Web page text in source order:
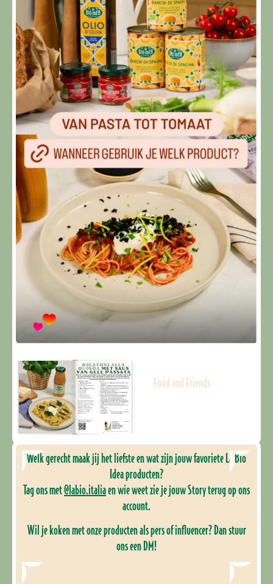
Food and Friends
Welk gerecht maak jij het liefste en wat zijn jouw favoriete La Bio
Idea producten?
Tag ons met@labio.italiaen wie weet zie je jouw Story terug op ons
account.
Wil je koken met onze producten als pers of influencer? Dan stuur
ons een DM!